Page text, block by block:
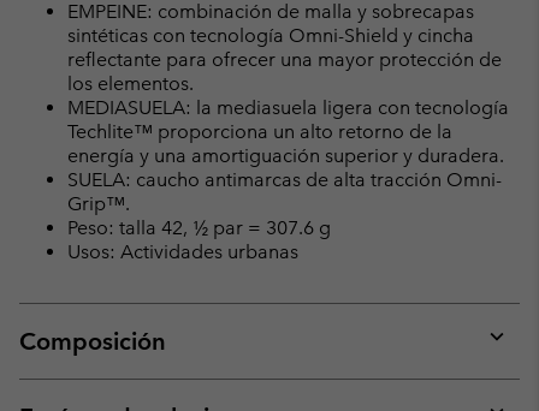
EMPEINE: combinación de malla y sobrecapas
sintéticas con tecnología Omni-Shield y cincha
reflectante para ofrecer una mayor protección de
los elementos.
MEDIASUELA: la mediasuela ligera con tecnología
Techlite™ proporciona un alto retorno de la
energía y una amortiguación superior y duradera.
SUELA: caucho antimarcas de alta tracción Omni-
Grip™.
Peso: talla 42, ½ par = 307.6 g
Usos: Actividades urbanas
Composición
or